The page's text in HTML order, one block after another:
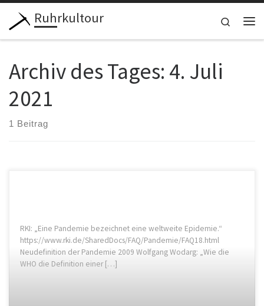
Zum Inhalt springen
Ruhrkultour
Search
Archiv des Tages: 4. Juli
2021
1 Beitrag
RKI: „Eine Pandemie bezeichnet eine weltweite Epidemie.“
https://www.rki.de/SharedDocs/FAQ/Pandemie/FAQ18.html
Neudefinition der Pandemie 2009 Wolfgang Wodarg: „Wie die
WHO die Definition einer […]